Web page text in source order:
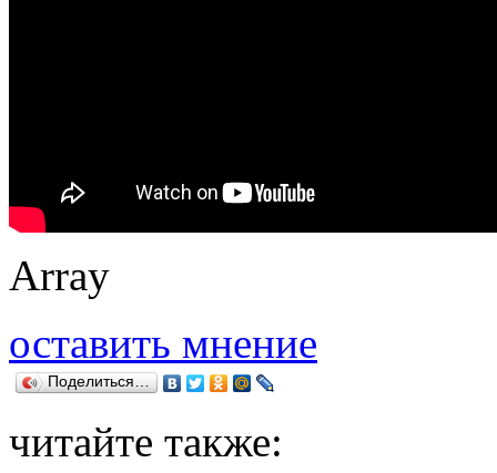
Array
оставить мнение
Поделиться…
читайте также: